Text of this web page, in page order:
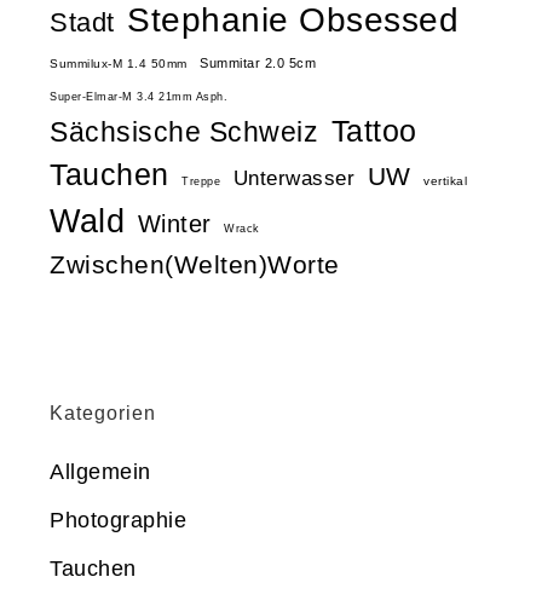
Stadt Stephanie Obsessed
Summilux-M 1.4 50mm Summitar 2.0 5cm
Super-Elmar-M 3.4 21mm Asph.
Sächsische Schweiz Tattoo
Tauchen
Treppe Unterwasser UW vertikal
Wald Winter Wrack
Zwischen(Welten)Worte
Kategorien
Allgemein
Photographie
Tauchen